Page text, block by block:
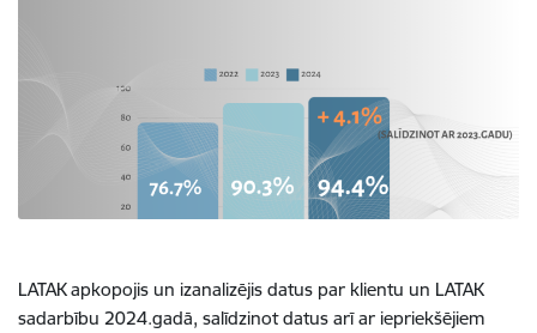
LATAK apkopojis un izanalizējis datus par klientu un LATAK
sadarbību 2024.gadā, salīdzinot datus arī ar iepriekšējiem